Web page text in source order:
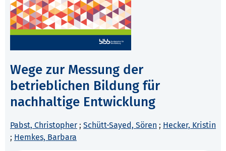
Wege zur Messung der
betrieblichen Bildung für
nachhaltige Entwicklung
Pabst, Christopher ; Schütt-Sayed, Sören ; Hecker, Kristin
; Hemkes, Barbara